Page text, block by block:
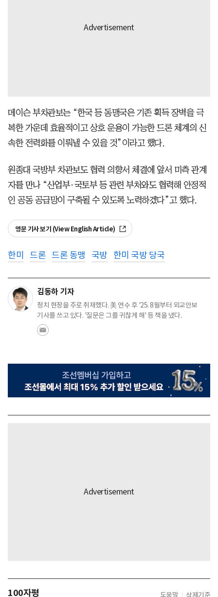
메이슨 부차관보는 “한국 등 동맹국은 기존 획득 장벽을 극
복한 가운데 효율적이고 상호 운용이 가능한 드론 체계의 신
속한 전력화를 이뤄낼 수 있을 것”이라고 했다.
원종대 국방부 차관보도 협력 의향서 체결에 앞서 미측 관계
자를 만나 “산업부·국토부 등 관련 부처와도 협력해 안정적
인 공동 공급망이 구축될 수 있도록 노력하겠다”고 했다.
영문 기사 보기 (View English Article)
한미 드론 드론 동맹 국방 한미 국방 당국
김동하 기자
정치 현장을 주로 취재했다. 美 연수 후 '25. 8월부터 외교안보
기사를 쓰고 있다. '질문은 그를 귀찮게 해' 등 책을 냈다.
100자평 도움말 삭제기준